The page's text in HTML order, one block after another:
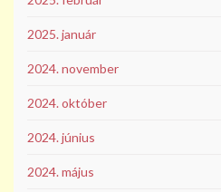
2025. január
2024. november
2024. október
2024. június
2024. május